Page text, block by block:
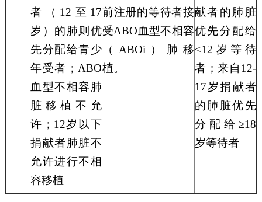
者（ 12至17
岁）的肺则优
先分配给青少
年受者 ； ABO
血型不相容肺
脏移植不允
许；12岁以下
捐献者肺脏不
允许进行不相
容移植
前注册的等待者接
受ABO血型不相容
（ ABOi ） 肺移
植。
献者的肺脏
优先分配给
<12岁等待
者；来自12-
17岁捐献者
的肺脏优先
分配给≥18
岁等待者